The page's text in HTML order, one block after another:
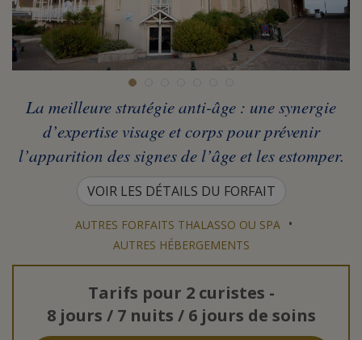
La meilleure stratégie anti-âge : une synergie
d’expertise visage et corps pour prévenir
l’apparition des signes de l’âge et les estomper.
VOIR LES DÉTAILS DU FORFAIT
AUTRES FORFAITS THALASSO OU SPA •
AUTRES HÉBERGEMENTS
Tarifs pour 2 curistes -
8 jours / 7 nuits / 6 jours de soins